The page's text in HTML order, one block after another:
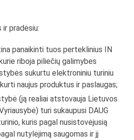
ir pradėsiu:
panaikinti tuos perteklinius IN
riboja piliečių galimybes
sukurtu elektroniniu turiniu
naujus produktus ir paslaugas;
(ją realiai atstovauja Lietuvos
turi sukaupusi DAUG
kuris pagal nusistovėjusią
nutylėjimą saugomas ir jį